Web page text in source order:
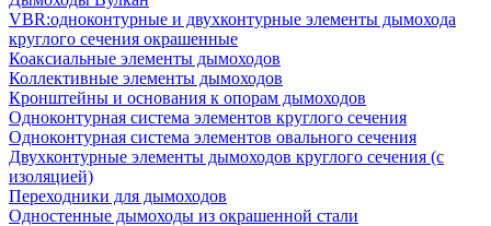
VBR:одноконтурные и двухконтурные элементы дымохода
круглого сечения окрашенные
Коаксиальные элементы дымоходов
Коллективные элементы дымоходов
Кронштейны и основания к опорам дымоходов
Одноконтурная система элементов круглого сечения
Одноконтурная система элементов овального сечения
Двухконтурные элементы дымоходов круглого сечения (с
изоляцией)
Переходники для дымоходов
Одностенные дымоходы из окрашенной стали